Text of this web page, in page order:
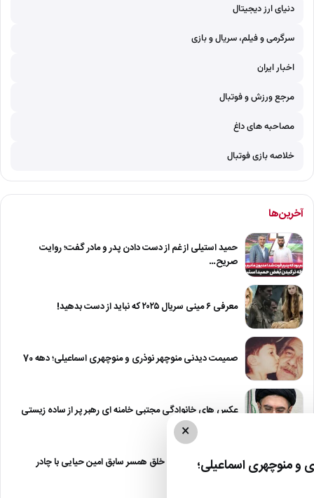
دنیای ارز دیجیتال
سرگرمی و فیلم، سریال و بازی
اخبار ایران
مرجع ورزش و فوتبال
مصاحبه های داغ
خلاصه بازی فوتبال
آخرین‌ها
حمید استیلی از غم از دست دادن پدر و مادر گفت؛ روایت
صریح…
معرفی ۶ مینی سریال ۲۰۲۵ که نباید از دست بدهید!
صمیمت دیدنی منوچهر نوذری و منوچهری اسماعیلی؛ دهه 70
عکس های خانوادگی مجتبی خامنه ای رهبر پر از ساده زیستی
عکس| نیلوفر خوش خلق همسر سابق امین حیایی با چادر
×
منوچهری اسماعیلی؛